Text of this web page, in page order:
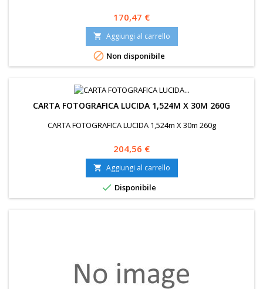
Prezzo
170,47 €
 Aggiungi al carrello
 Non disponibile
CARTA FOTOGRAFICA LUCIDA 1,524M X 30M 260G
CARTA FOTOGRAFICA LUCIDA 1,524m X 30m 260g
Prezzo
204,56 €
 Aggiungi al carrello
 Disponibile